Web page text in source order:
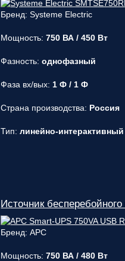
Бренд: Systeme Electric
Мощность:750 ВА / 450 Вт
Фазность:однофазный
Фаза вх/вых: 1 Ф / 1 Ф
Страна производства: Россия
Тип:линейно-
Источник
Бренд: APC
Мощность:750 ВА / 480 Вт